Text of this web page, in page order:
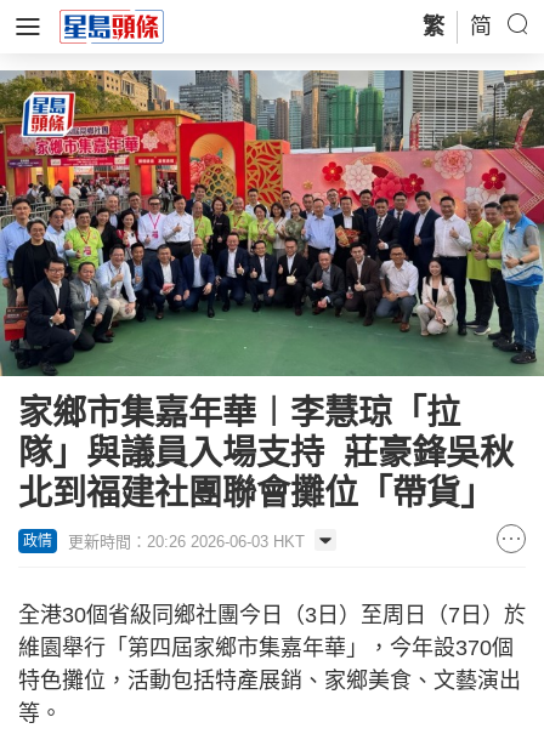
繁 简
家鄉市集嘉年華︱李慧琼「拉
隊」與議員入場支持 莊豪鋒吳秋
北到福建社團聯會攤位「帶貨」
政情 更新時間：20:26 2026-06-03 HKT
全港30個省級同鄉社團今日（3日）至周日（7日）於
維園舉行「第四屆家鄉市集嘉年華」，今年設370個
特色攤位，活動包括特產展銷、家鄉美食、文藝演出
等。